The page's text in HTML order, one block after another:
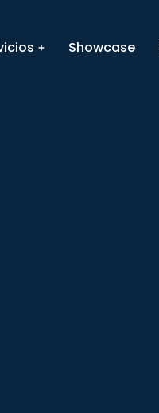
Showcase